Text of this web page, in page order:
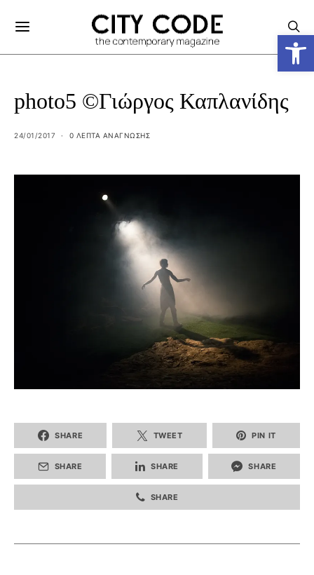
photo5 ©Γιώργος Καπλανίδης
24/01/2017 0 ΛΕΠΤΑ ΑΝΆΓΝΩΣΗΣ
SHARE TWEET PIN IT
SHARE SHARE SHARE
SHARE